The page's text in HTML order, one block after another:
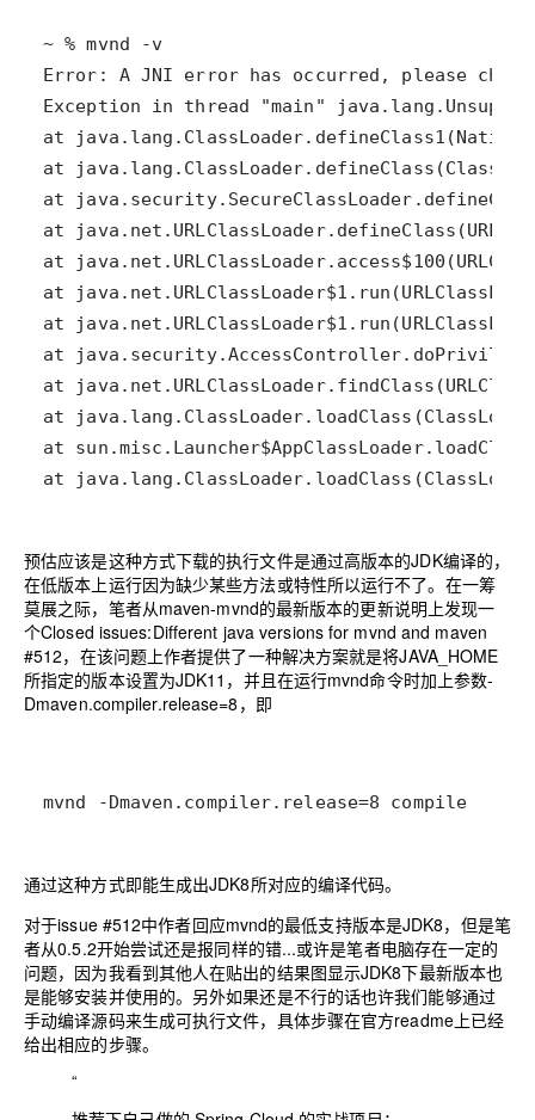
at
预估应该是这种方式下载的执行文件是通过高版本的JDK编译的，
在低版本上运行因为缺少某些方法或特性所以运行不了。在一筹
莫展之际，笔者从maven-mvnd的最新版本的更新说明上发现一
个Closed issues:Different java versions for mvnd and maven
#512，在该问题上作者提供了一种解决方案就是将JAVA_HOME
所指定的版本设置为JDK11，并且在运行mvnd命令时加上参数-
Dmaven.compiler.release=8，即
mvnd -Dmaven.compiler.release=8 compile
通过这种方式即能生成出JDK8所对应的编译代码。
对于issue #512中作者回应mvnd的最低支持版本是JDK8，但是笔
者从0.5.2开始尝试还是报同样的错...或许是笔者电脑存在一定的
问题，因为我看到其他人在贴出的结果图显示JDK8下最新版本也
是能够安装并使用的。另外如果还是不行的话也许我们能够通过
手动编译源码来生成可执行文件，具体步骤在官方readme上已经
给出相应的步骤。
“